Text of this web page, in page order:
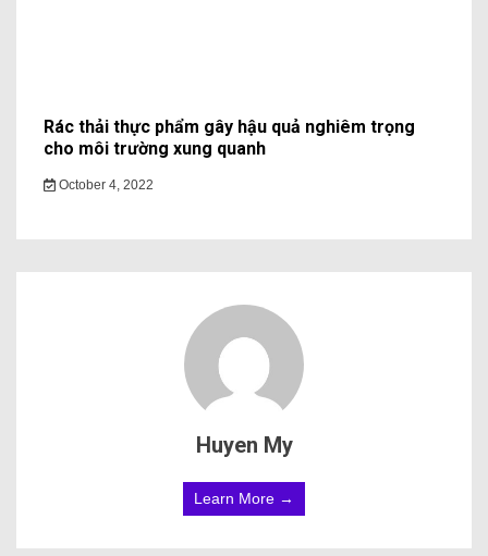
Rác thải thực phẩm gây hậu quả nghiêm trọng
cho môi trường xung quanh
October 4, 2022
Huyen My
Learn More →